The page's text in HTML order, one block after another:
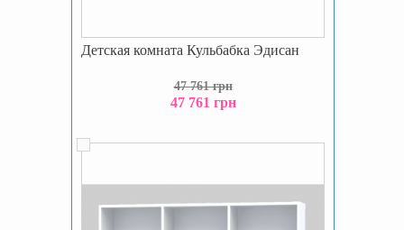
Детская комната Кульбабка Эдисан
47 761 грн
47 761 грн